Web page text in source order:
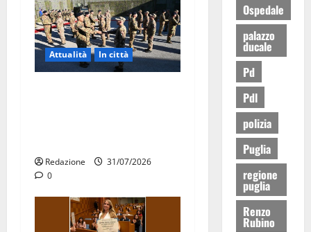
Attualità In città
Redazione
31/07/2026
0
Ospedale
palazzo
ducale
Pd
Pdl
polizia
Puglia
regione
puglia
Renzo
Rubino